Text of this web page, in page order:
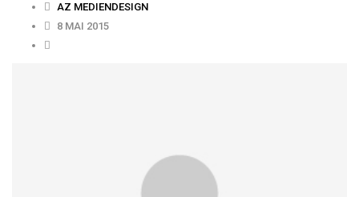
AZ MEDIENDESIGN
8 MAI 2015